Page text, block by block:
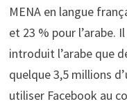
MENA en langue
et 23 % pour l’arabe.
introduit l’arabe que
quelque 3,5 millions
utiliser Facebook au